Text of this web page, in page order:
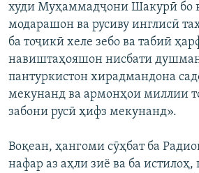
худи Муҳаммадҷони Шакурӣ бо
модарашон ва русиву инглисӣ
ба тоҷикӣ хеле зебо ва табиӣ
навиштаҳояшон нисбати
пантуркистон хирадмандона
мекунанд ва армонҳои миллии
забони русӣ ҳифз мекунанд».
Воқеан, ҳангоми сӯҳбат ба
нафар аз аҳли зиё ва ба